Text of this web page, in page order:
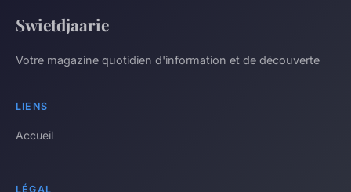
Swietdjaarie
Votre magazine quotidien d'information et de découverte
LIENS
Accueil
LÉGAL